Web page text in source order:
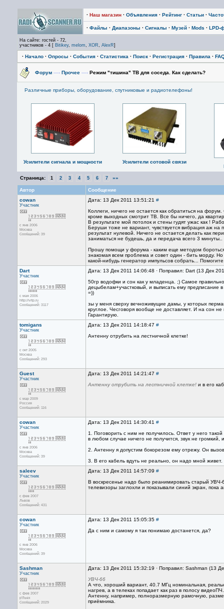
· Наш магазин · Объявления · Рейтинг · Статьи ·
· Файлы · Диапазоны · Сигналы · Музей · Mods · LPD-
На сайте: гостей - 72,
участников - 4 [ Bitikey, melom, XOR, AlexR]
· Начало · Опросы · События · Статистика · Поиск · Регистрация · Правила ·
Форум —› Прочее —› Режим "тишина" ТВ для соседа. Как сделать?
Различные приборы, оборудование, спутниковые и радиотелефоны!
Усилители сигнала и мощности
Усилители сотовой связи
Страница: 1 2 3 4 5 6 7 »»
Автор
Сообщение
cowan
Участник
с янв 2006
Москва
Сообщений: 39
Дата: 13 Дек 2011 13:51:21 #
Коллеги, ничего не остается как обратиться на
кроме выходных смотрит ТВ. Все бы ничего, да
В результате мой потолок и стены гудят ужас как !
Беруши тоже не вариант, чувствуется вибрация аж
результат нулевой. Ничего не остается делать как
заниматься не будешь, да и передача всего 3 минуты..
Прошу помощи у форума - каким еще методом
знакомая всем проблема и совет один - бить морду.
какой-нибудь генератор импульсов собрать...
Dart
Участник
с мая 2006
http://vrtp.ru
Сообщений: 3117
Дата: 13 Дек 2011 14:06:48 · Поправил: Dart (13 Дек
50гр водофки и сон как у младенца. ;) Самое
децыбелам+участковый, и выписать ему
=))
зы у меня сверху вечноживущие дамы, у которых
круглое. Чесговоря вообще не доставляет. И на сон
Гарантирую.
tomigans
Участник
с окт 2005
Москва
Сообщений: 293
Дата: 13 Дек 2011 14:18:47 #
Антенну отрубить на лестничной клетке!
Guest
Участник
с мар 2009
Россия
Сообщений: 116
Дата: 13 Дек 2011 14:21:47 #
Антенну отрубить на лестничной клетке! и в его
cowan
Участник
с янв 2006
Москва
Сообщений: 39
Дата: 13 Дек 2011 14:30:41 #
1. Поговорить с ним не получилось. Ответ у него
в любом случае ничего не получится, звук не
2. Антенну я допустим бокорезом ему отрежу. Он
3. В его кабель вдуть не реально, он надо мной
saleev
Участник
с фев 2007
Львов
Сообщений: 431
Дата: 13 Дек 2011 14:57:09 #
В воскресенье надо было реанимировать старый УВЧ-
телевизоры заглохли и показывали синий экран, пока
cowan
Участник
с янв 2006
Москва
Сообщений: 39
Дата: 13 Дек 2011 15:05:35 #
Да с ним и самому я так понимаю достанется, да?
Sashman
Участник
с фев 2007
р'Льех
Сообщений: 2029
Дата: 13 Дек 2011 15:32:19 · Поправил: Sashman (13
УВЧ-66
А что, хороший вариант, 40.7 МГц номинальная,
нагрев, а в телеках попадает как раз в полосу видеоПЧ.
Антенну, например, полноразмерную рамочную,
приёмника.